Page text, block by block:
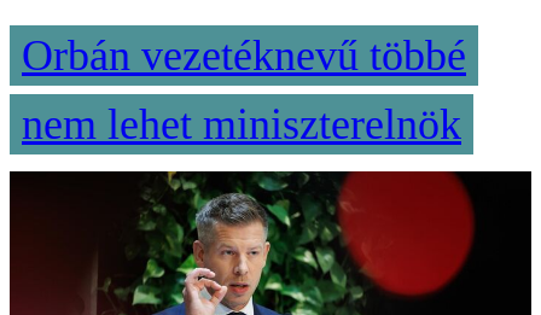
Orbán vezetéknevű többé
nem lehet miniszterelnök